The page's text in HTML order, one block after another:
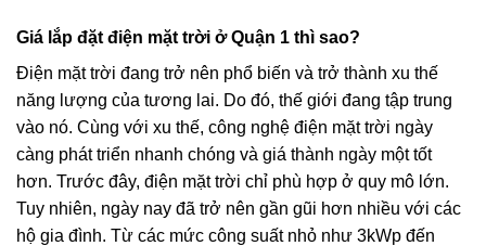
Giá lắp đặt điện mặt trời ở Quận 1 thì sao?
Điện mặt trời đang trở nên phổ biến và trở thành xu thế
năng lượng của tương lai. Do đó, thế giới đang tập trung
vào nó. Cùng với xu thế, công nghệ điện mặt trời ngày
càng phát triển nhanh chóng và giá thành ngày một tốt
hơn. Trước đây, điện mặt trời chỉ phù hợp ở quy mô lớn.
Tuy nhiên, ngày nay đã trở nên gần gũi hơn nhiều với các
hộ gia đình. Từ các mức công suất nhỏ như 3kWp đến